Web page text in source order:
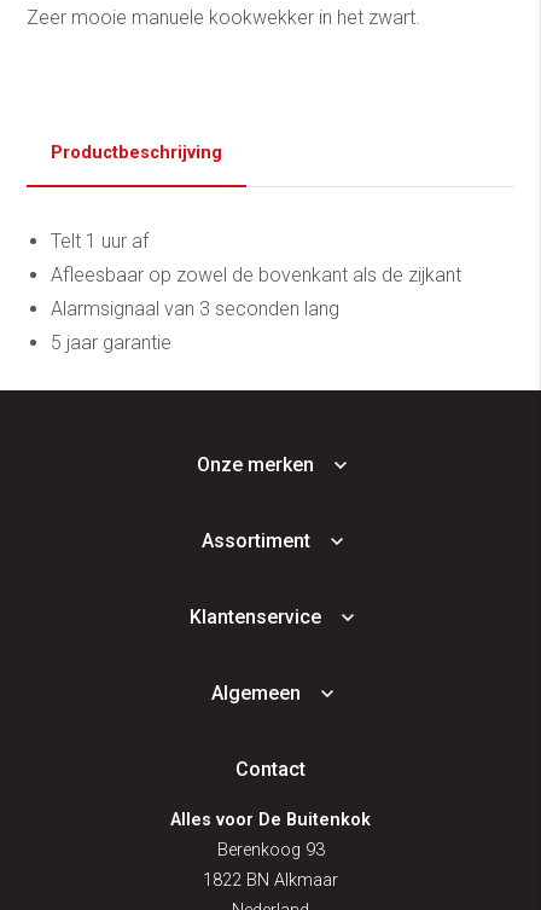
Zeer mooie manuele kookwekker in het zwart.
Productbeschrijving
Telt 1 uur af
Afleesbaar op zowel de bovenkant als de zijkant
Alarmsignaal van 3 seconden lang
5 jaar garantie
Onze merken
Assortiment
Klantenservice
Algemeen
Contact
Alles voor De Buitenkok
Berenkoog 93
1822 BN Alkmaar